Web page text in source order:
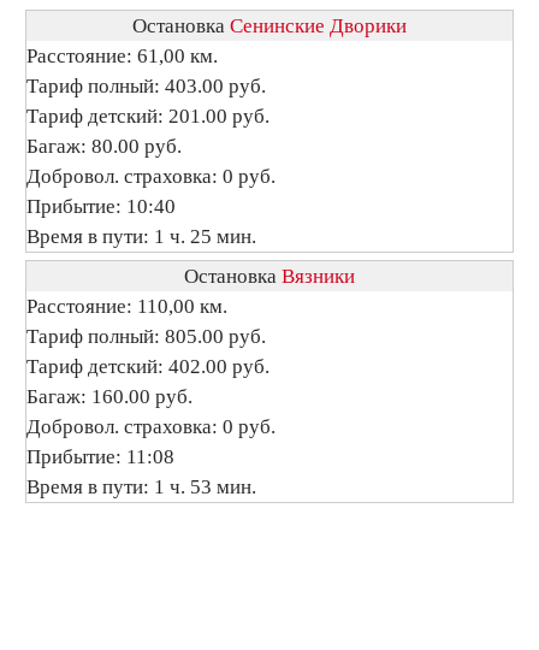
Остановка Сенинские Дворики
Расстояние: 61,00 км.
Тариф полный: 403.00 руб.
Тариф детский: 201.00 руб.
Багаж: 80.00 руб.
Добровол. страховка: 0 руб.
Прибытие: 10:40
Время в пути: 1 ч. 25 мин.
Остановка Вязники
Расстояние: 110,00 км.
Тариф полный: 805.00 руб.
Тариф детский: 402.00 руб.
Багаж: 160.00 руб.
Добровол. страховка: 0 руб.
Прибытие: 11:08
Время в пути: 1 ч. 53 мин.